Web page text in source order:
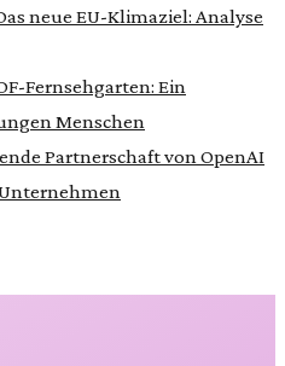
neue EU-Klimaziel: Analyse
Fernsehgarten: Ein
Menschen
Partnerschaft von OpenAI